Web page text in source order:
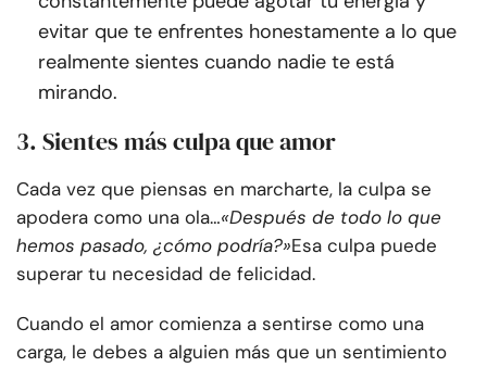
evitar que te enfrentes honestamente a lo que
realmente sientes cuando nadie te está
mirando.
3. Sientes más culpa que amor
Cada vez que piensas en marcharte, la culpa se
apodera como una ola…«Después de todo lo que
hemos pasado, ¿cómo podría?»Esa culpa puede
superar tu necesidad de felicidad.
Cuando el amor comienza a sentirse como una
carga, le debes a alguien más que un sentimiento